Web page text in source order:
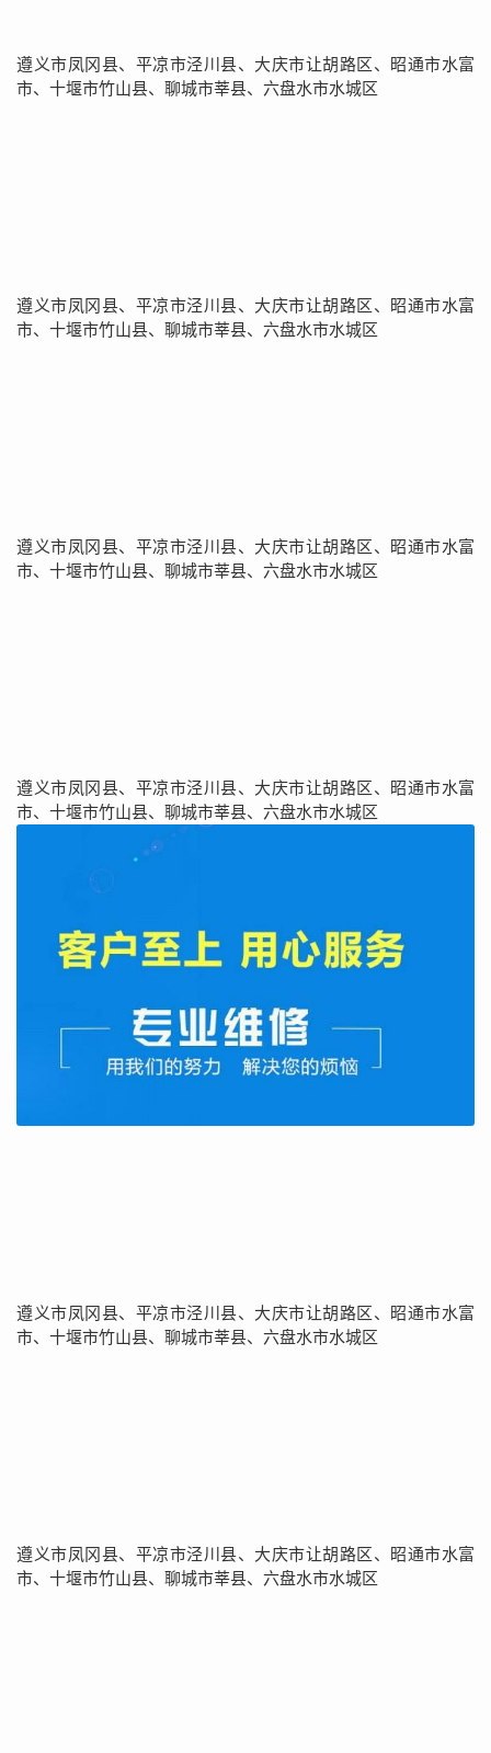
遵义市凤冈县、平凉市泾川县、大庆市让胡路区、昭通市水富
市、十堰市竹山县、聊城市莘县、六盘水市水城区
遵义市凤冈县、平凉市泾川县、大庆市让胡路区、昭通市水富
市、十堰市竹山县、聊城市莘县、六盘水市水城区
遵义市凤冈县、平凉市泾川县、大庆市让胡路区、昭通市水富
市、十堰市竹山县、聊城市莘县、六盘水市水城区
遵义市凤冈县、平凉市泾川县、大庆市让胡路区、昭通市水富
市、十堰市竹山县、聊城市莘县、六盘水市水城区
遵义市凤冈县、平凉市泾川县、大庆市让胡路区、昭通市水富
市、十堰市竹山县、聊城市莘县、六盘水市水城区
遵义市凤冈县、平凉市泾川县、大庆市让胡路区、昭通市水富
市、十堰市竹山县、聊城市莘县、六盘水市水城区